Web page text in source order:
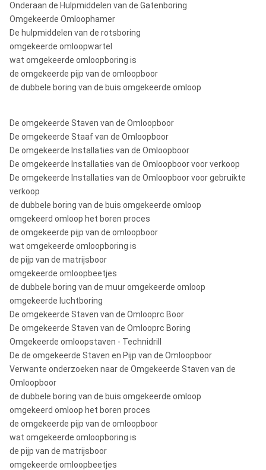
Onderaan de Hulpmiddelen van de Gatenboring
Omgekeerde Omloophamer
De hulpmiddelen van de rotsboring
omgekeerde omloopwartel
wat omgekeerde omloopboring is
de omgekeerde pijp van de omloopboor
de dubbele boring van de buis omgekeerde omloop
De omgekeerde Staven van de Omloopboor
De omgekeerde Staaf van de Omloopboor
De omgekeerde Installaties van de Omloopboor
De omgekeerde Installaties van de Omloopboor voor verkoop
De omgekeerde Installaties van de Omloopboor voor gebruikte
verkoop
de dubbele boring van de buis omgekeerde omloop
omgekeerd omloop het boren proces
de omgekeerde pijp van de omloopboor
wat omgekeerde omloopboring is
de pijp van de matrijsboor
omgekeerde omloopbeetjes
de dubbele boring van de muur omgekeerde omloop
omgekeerde luchtboring
De omgekeerde Staven van de Omlooprc Boor
De omgekeerde Staven van de Omlooprc Boring
Omgekeerde omloopstaven - Technidrill
De de omgekeerde Staven en Pijp van de Omloopboor
Verwante onderzoeken naar de Omgekeerde Staven van de
Omloopboor
de dubbele boring van de buis omgekeerde omloop
omgekeerd omloop het boren proces
de omgekeerde pijp van de omloopboor
wat omgekeerde omloopboring is
de pijp van de matrijsboor
omgekeerde omloopbeetjes